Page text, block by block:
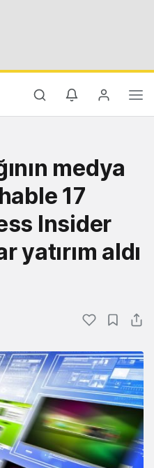
medya
17
Insider
yatırım aldı